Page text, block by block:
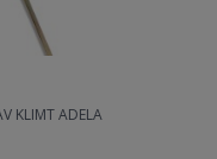
KLIMT ADELA